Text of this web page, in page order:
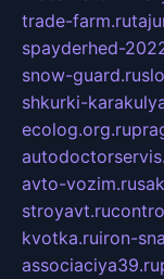
trade-farm.ru
spayderhed-
snow-guard.ru
shkurki-
ecolog.org.ru
avto-vozim.ru
stroyavt.ru
kvotka.ruiron-
associaciya39.ru